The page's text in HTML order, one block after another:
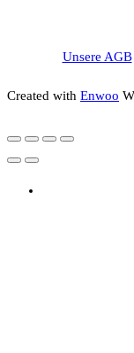
Unsere AGB
Created with Enwoo